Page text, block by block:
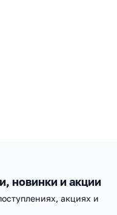
новинки и акции
акциях и